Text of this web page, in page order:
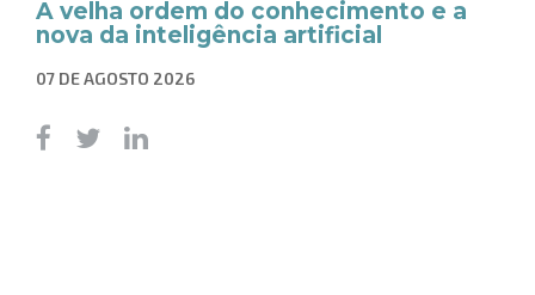
A velha ordem do conhecimento e a
nova da inteligência artificial
07 DE AGOSTO 2026